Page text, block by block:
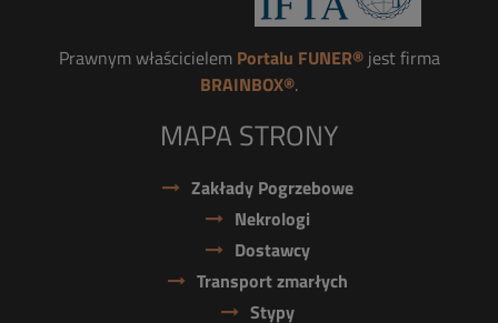
Prawnym właścicielem Portalu FUNER®jest firma
BRAINBOX®.
MAPA STRONY
Zakłady Pogrzebowe
Nekrologi
Dostawcy
Transport zmarłych
Stypy